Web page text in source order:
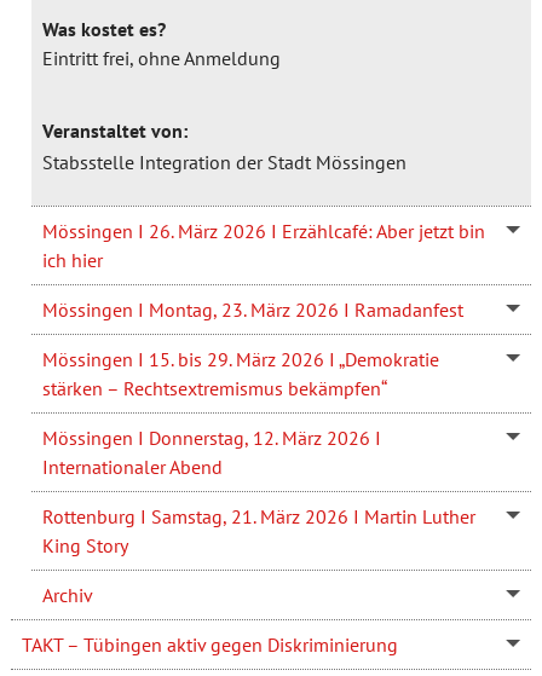
Was kostet es?
Eintritt frei, ohne Anmeldung
Veranstaltet von:
Stabsstelle Integration der Stadt Mössingen
Mössingen I 26. März 2026 I Erzählcafé: Aber jetzt bin
ich hier
Mössingen I Montag, 23. März 2026 I Ramadanfest
Mössingen I 15. bis 29. März 2026 I „Demokratie
stärken – Rechtsextremismus bekämpfen“
Mössingen I Donnerstag, 12. März 2026 I
Internationaler Abend
Rottenburg I Samstag, 21. März 2026 I Martin Luther
King Story
Archiv
TAKT – Tübingen aktiv gegen Diskriminierung